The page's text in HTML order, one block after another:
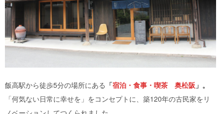
飯高駅から徒歩5分の場所にある 「宿泊・食事・喫茶 奥松阪 」。
「何気ない日常に幸せを」をコンセプトに、築120年の古民家をリ